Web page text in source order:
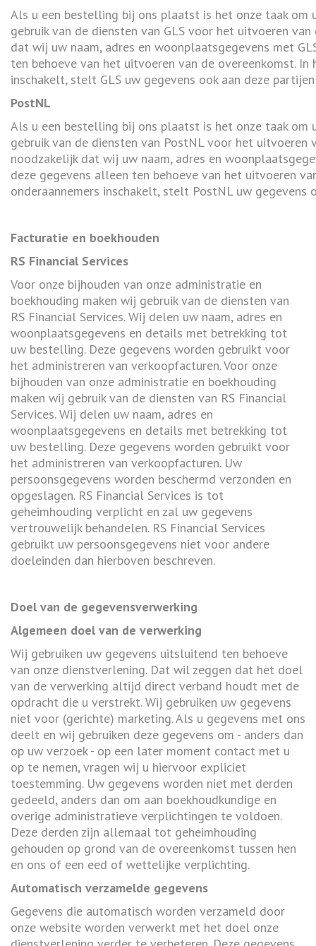
Als u een bestelling bij ons plaatst is het onze taak om
gebruik van de diensten van GLS voor het uitvoeren
dat wij uw naam, adres en woonplaatsgegevens met
ten behoeve van het uitvoeren van de overeenkomst.
inschakelt, stelt GLS uw gegevens ook aan deze
PostNL
Als u een bestelling bij ons plaatst is het onze taak om
gebruik van de diensten van PostNL voor het uitvoeren
noodzakelijk dat wij uw naam, adres en
deze gegevens alleen ten behoeve van het uitvoeren
onderaannemers inschakelt, stelt PostNL uw gegevens
Facturatie en boekhouden
RS Financial Services
Voor onze bijhouden van onze administratie en
boekhouding maken wij gebruik van de diensten van
RS Financial Services. Wij delen uw naam, adres en
woonplaatsgegevens en details met betrekking tot
uw bestelling. Deze gegevens worden gebruikt voor
het administreren van verkoopfacturen. Voor onze
bijhouden van onze administratie en boekhouding
maken wij gebruik van de diensten van RS Financial
Services. Wij delen uw naam, adres en
woonplaatsgegevens en details met betrekking tot
uw bestelling. Deze gegevens worden gebruikt voor
het administreren van verkoopfacturen. Uw
persoonsgegevens worden beschermd verzonden en
opgeslagen. RS Financial Services is tot
geheimhouding verplicht en zal uw gegevens
vertrouwelijk behandelen. RS Financial Services
gebruikt uw persoonsgegevens niet voor andere
doeleinden dan hierboven beschreven.
Doel van de gegevensverwerking
Algemeen doel van de verwerking
Wij gebruiken uw gegevens uitsluitend ten behoeve
van onze dienstverlening. Dat wil zeggen dat het doel
van de verwerking altijd direct verband houdt met de
opdracht die u verstrekt. Wij gebruiken uw gegevens
niet voor (gerichte) marketing. Als u gegevens met ons
deelt en wij gebruiken deze gegevens om - anders dan
op uw verzoek - op een later moment contact met u
op te nemen, vragen wij u hiervoor expliciet
toestemming. Uw gegevens worden niet met derden
gedeeld, anders dan om aan boekhoudkundige en
overige administratieve verplichtingen te voldoen.
Deze derden zijn allemaal tot geheimhouding
gehouden op grond van de overeenkomst tussen hen
en ons of een eed of wettelijke verplichting.
Automatisch verzamelde gegevens
Gegevens die automatisch worden verzameld door
onze website worden verwerkt met het doel onze